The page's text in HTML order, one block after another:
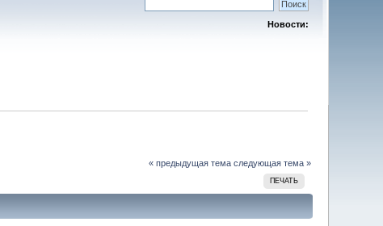
Новости:
« предыдущая тема следующая тема »
ПЕЧАТЬ